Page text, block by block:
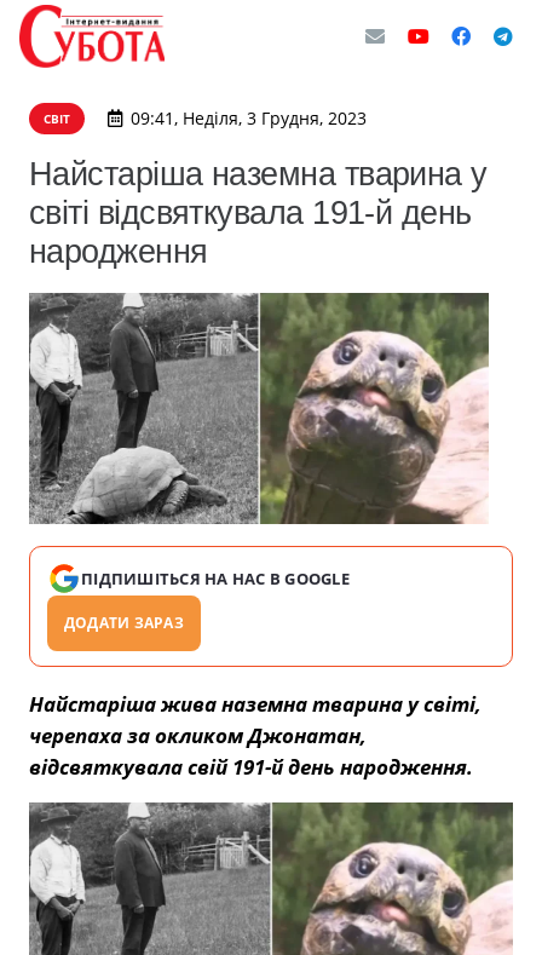
СВІТ 09:41, Неділя, 3 Грудня, 2023
Найстаріша наземна тварина у
світі відсвяткувала 191-й день
народження
ПІДПИШІТЬСЯ НА НАС В GOOGLE
ДОДАТИ ЗАРАЗ
Найстаріша жива наземна тварина у світі,
черепаха за окликом Джонатан,
відсвяткувала свій 191-й день народження.